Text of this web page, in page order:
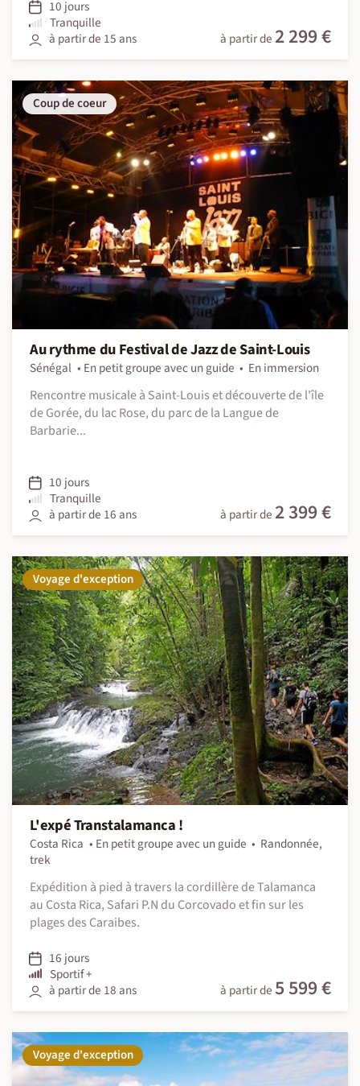
10 jours
Tranquille
à partir de 15 ans
à partir de 2 299 €
Coup de coeur
Au rythme du Festival de Jazz de Saint-Louis
Sénégal En petit groupe avec un guide
En immersion
Rencontre musicale à Saint-Louis et découverte de l'île
de Gorée, du lac Rose, du parc de la Langue de
Barbarie...
10 jours
Tranquille
à partir de 16 ans
à partir de 2 399 €
Voyage d'exception
L'expé Transtalamanca !
Costa Rica En petit groupe avec un guide
Randonnée,
trek
Expédition à pied à travers la cordillère de Talamanca
au Costa Rica, Safari P.N du Corcovado et fin sur les
plages des Caraibes.
16 jours
Sportif +
à partir de 18 ans
à partir de 5 599 €
Voyage d'exception